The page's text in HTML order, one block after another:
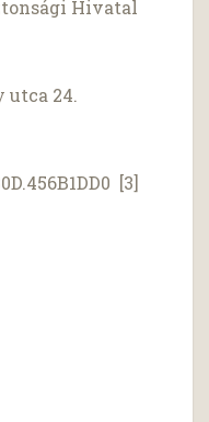
Hivatal
utca 24.
[3]